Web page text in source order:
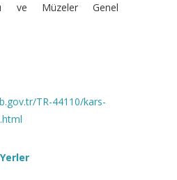
ve Müzeler Genel
TR-44110/kars-